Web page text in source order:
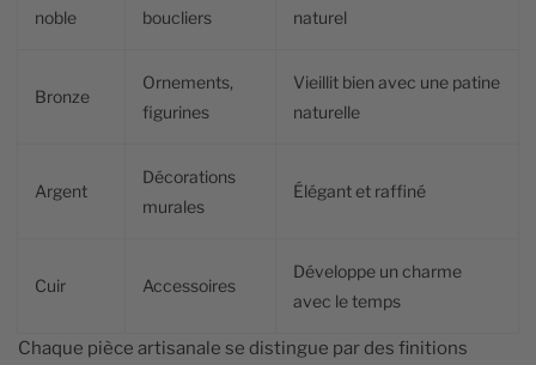
noble
boucliers
naturel
Bronze
Ornements,
figurines
Vieillit bien avec une patine
naturelle
Argent
Décorations
murales
Élégant et raffiné
Cuir Accessoires
Développe un charme
avec le temps
Chaque pièce artisanale se distingue par des finitions